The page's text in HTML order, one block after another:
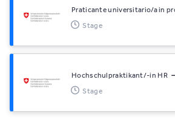
Praticante universitario/a in
Stage
Hochschulpraktikant/-in HR
Stage